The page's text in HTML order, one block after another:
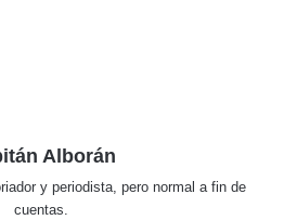
Alborán
y periodista, pero normal a fin de
cuentas.